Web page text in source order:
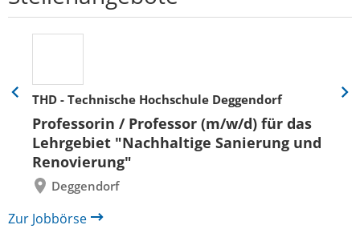
THD - Technische Hochschule Deggendorf
Professorin / Professor (m/w/d) für das
Lehrgebiet "Nachhaltige Sanierung und
Renovierung"
Deggendorf
Eine
zurück
Eine
Zur Jobbörse